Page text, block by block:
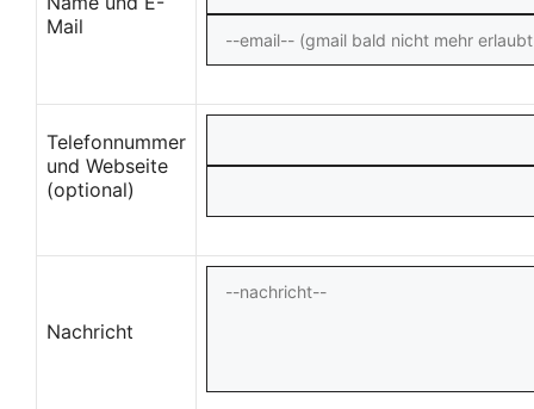
Mail
Telefonnummer
und Webseite
(optional)
Nachricht